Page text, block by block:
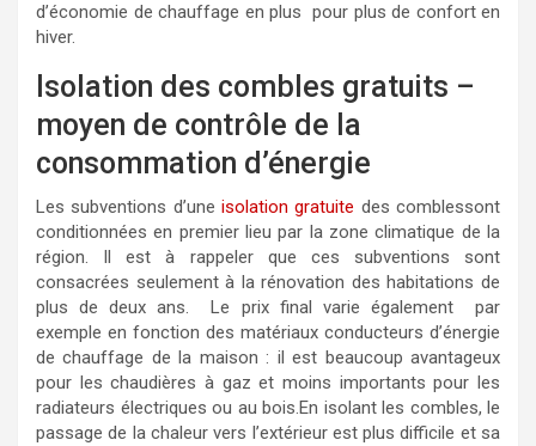
d’économie de chauffage en plus pour plus de confort en
hiver.
Isolation des combles gratuits –
moyen de contrôle de la
consommation d’énergie
Les subventions d’une isolation gratuite des comblessont
conditionnées en premier lieu par la zone climatique de la
région. Il est à rappeler que ces subventions sont
consacrées seulement à la rénovation des habitations de
plus de deux ans. Le prix final varie également par
exemple en fonction des matériaux conducteurs d’énergie
de chauffage de la maison : il est beaucoup avantageux
pour les chaudières à gaz et moins importants pour les
radiateurs électriques ou au bois.En isolant les combles, le
passage de la chaleur vers l’extérieur est plus difficile et sa